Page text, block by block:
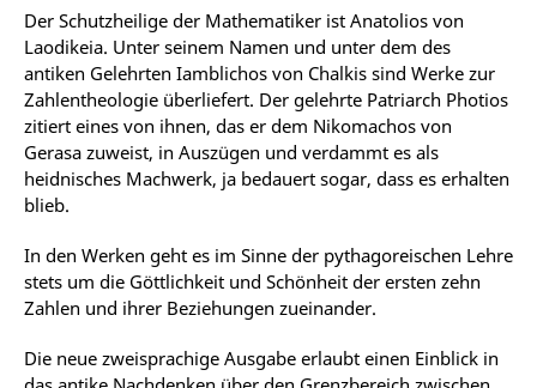
Der Schutzheilige der Mathematiker ist Anatolios von
Laodikeia. Unter seinem Namen und unter dem des
antiken Gelehrten Iamblichos von Chalkis sind Werke zur
Zahlentheologie überliefert. Der gelehrte Patriarch Photios
zitiert eines von ihnen, das er dem Nikomachos von
Gerasa zuweist, in Auszügen und verdammt es als
heidnisches Machwerk, ja bedauert sogar, dass es erhalten
blieb.
In den Werken geht es im Sinne der pythagoreischen Lehre
stets um die Göttlichkeit und Schönheit der ersten zehn
Zahlen und ihrer Beziehungen zueinander.
Die neue zweisprachige Ausgabe erlaubt einen Einblick in